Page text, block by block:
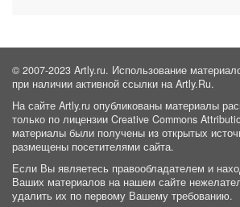
© 2007-2023 Artly.ru. Использование
при наличии активной ссылки на Artly.Ru.
На сайте Artly.ru опубликованы материалы
только по лицензии Creative Commons
материалы были получены из открытых
размещены посетителями сайта.
Если Вы являетесь правообладателем и
Ваших материалов на нашем сайте
удалить их по первому Вашему требованию.